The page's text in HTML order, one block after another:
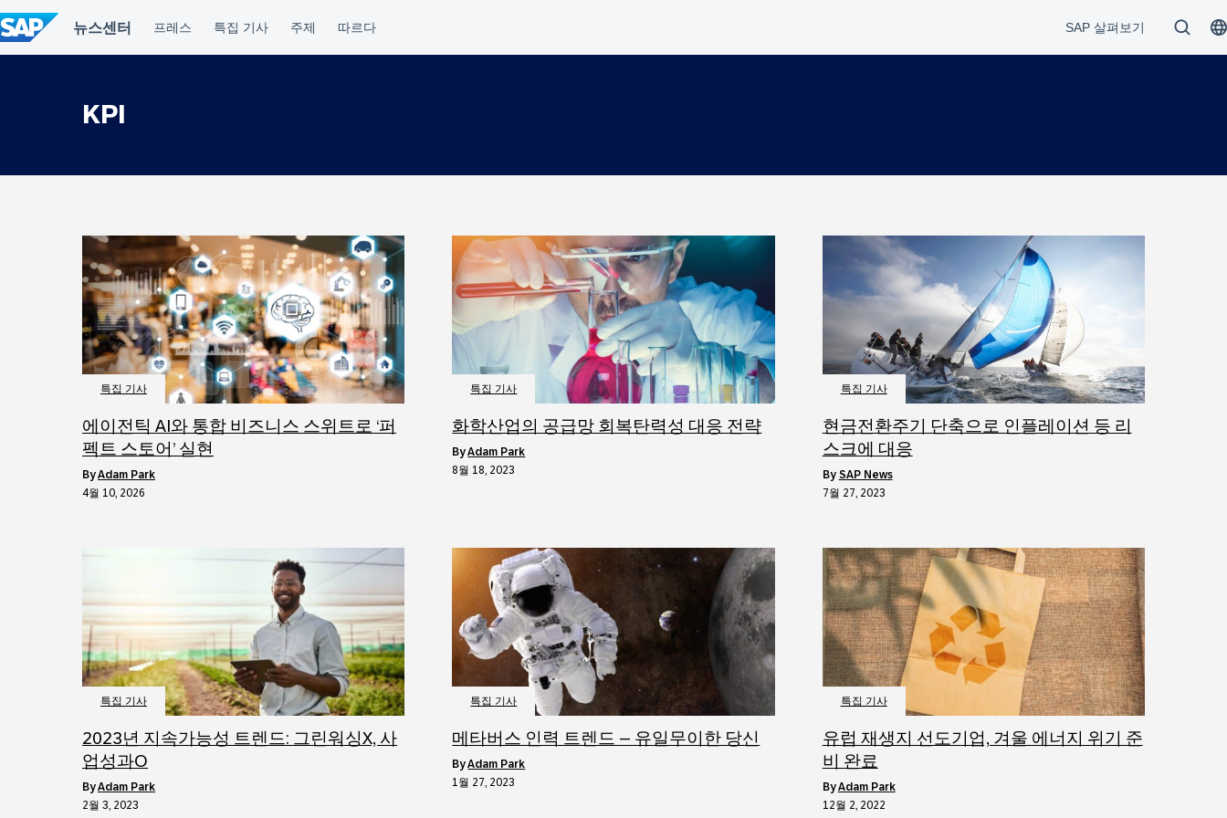
텐
츠
건
KPI
특집 기사
에이전틱 AI와 통합 비즈니스 스위트로 ‘퍼
펙트 스토어’ 실현
byAdam Park
4월 10, 2026
특집 기사
화학산업의 공급망 회복탄력성 대응 전략
byAdam Park
8월 18, 2023
특집 기사
현금전환주기 단축으로 인플레이션 등 리
스크에 대응
by SAP News
7월 27, 2023
특집 기사
2023년 지속가능성 트렌드: 그린워싱X, 사
업성과O
byAdam Park
2월 3, 2023
특집 기사
메타버스 인력 트렌드 – 유일무이한 당신
byAdam Park
1월 27, 2023
특집 기사
유럽 재생지 선도기업, 겨울 에너지 위기 준
비 완료
byAdam Park
12월 2, 2022